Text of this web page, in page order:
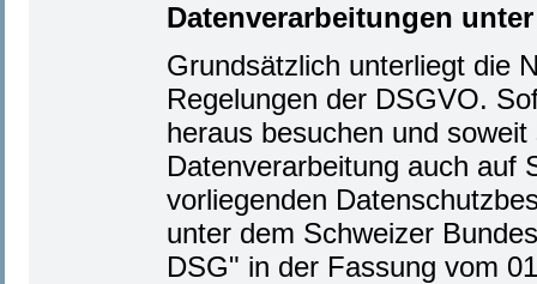
Datenverarbeitungen
Grundsätzlich unterliegt die
Regelungen der DSGVO.
heraus besuchen und
Datenverarbeitung auch auf
vorliegenden
unter dem Schweizer
DSG" in der Fassung vom